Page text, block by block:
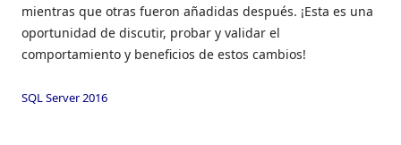
mientras que otras fueron añadidas después. ¡Esta es una
oportunidad de discutir, probar y validar el
comportamiento y beneficios de estos cambios!
SQL Server 2016